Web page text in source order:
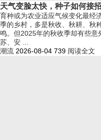
天气变脸太快，种子如何接
育种或为农业适应气候变化最经
季的乡村，多是秋收、秋耕、秋
鸣。但2025年的秋收季却有些
苏、安 ...
潮流 2026-08-04 739 阅读全文